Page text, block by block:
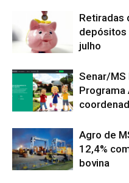
Retiradas
depósitos
julho
Senar/MS
Programa
Agro de
12,4%
bovina